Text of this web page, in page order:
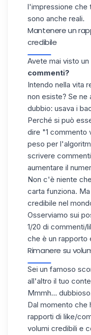
l'impressione che
sono anche reali.
Mantenere un
credibile
Avete mai visto
commenti?
Intendo nella vita
non esiste? Se
dubbio: usava i
Perché si può
dire "1 commento
peso per
scrivere
aumentare il
Non c'è niente
carta funziona.
credibile nel
Osserviamo sui
1/20 di commenti/
che è un
Rimanere su
Sei un famoso
all'altro il tuo
Mmmh...
Dal momento che
rapporti di like/
volumi credibili e